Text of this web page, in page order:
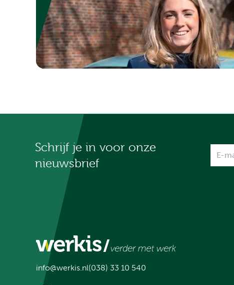
Schrijf je in voor onze
nieuwsbrief
info@werkis.nl(038) 33 10 540